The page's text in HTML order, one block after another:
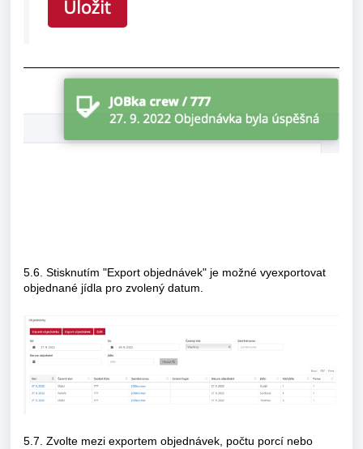
5.6. Stisknutím "Export objednávek" je možné vyexportovat
objednané jídla pro zvolený datum.
5.7. Zvolte mezi exportem objednávek, počtu porcí nebo